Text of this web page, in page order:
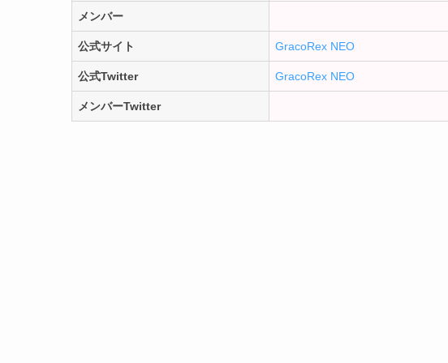
メンバー
公式サイト GracoRex NEO
公式Twitter GracoRex NEO
メンバーTwitter